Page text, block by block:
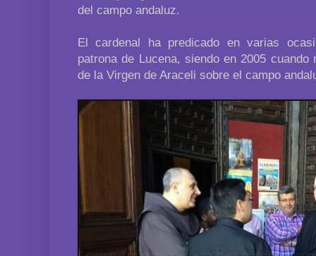
del campo andaluz.
El cardenal ha predicado en varias
patrona de Lucena, siendo en 2005
de la Virgen de Araceli sobre el campo